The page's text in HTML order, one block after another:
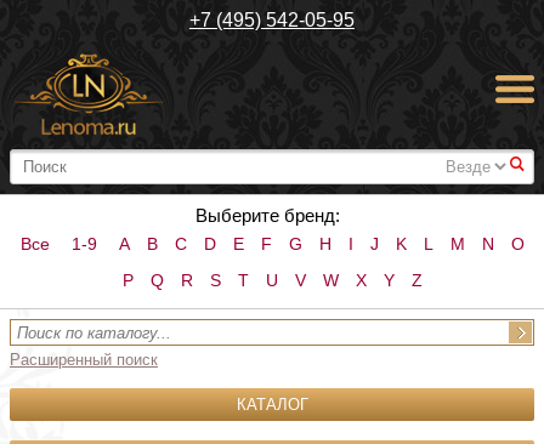
+7 (495) 542-05-95
#
Выберите бренд:
Все 1-9 A B C D E F G H I J K L M N
O
P
Q R S T U V W X Y Z
Расширенный поиск
КАТАЛОГ